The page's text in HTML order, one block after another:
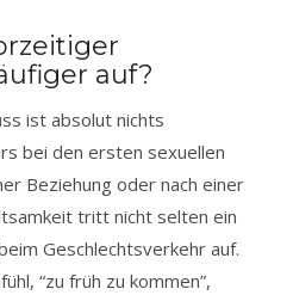
auf?
ist absolut nichts
bei den ersten sexuellen
Beziehung oder nach einer
tritt nicht selten ein
Geschlechtsverkehr auf.
“zu früh zu kommen”,